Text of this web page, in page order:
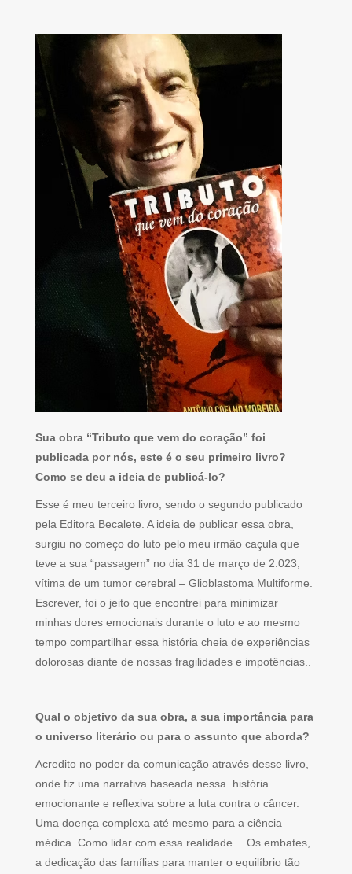
Sua obra “Tributo que vem do coração” foi
publicada por nós, este é o seu primeiro livro?
Como se deu a ideia de publicá-lo?
Esse é meu terceiro livro, sendo o segundo publicado
pela Editora Becalete. A ideia de publicar essa obra,
surgiu no começo do luto pelo meu irmão caçula que
teve a sua “passagem” no dia 31 de março de 2.023,
vítima de um tumor cerebral – Glioblastoma Multiforme.
Escrever, foi o jeito que encontrei para minimizar
minhas dores emocionais durante o luto e ao mesmo
tempo compartilhar essa história cheia de experiências
dolorosas diante de nossas fragilidades e impotências..
Qual o objetivo da sua obra, a sua importância para
o universo literário ou para o assunto que aborda?
Acredito no poder da comunicação através desse livro,
onde fiz uma narrativa baseada nessa história
emocionante e reflexiva sobre a luta contra o câncer.
Uma doença complexa até mesmo para a ciência
médica. Como lidar com essa realidade… Os embates,
a dedicação das famílias para manter o equilíbrio tão